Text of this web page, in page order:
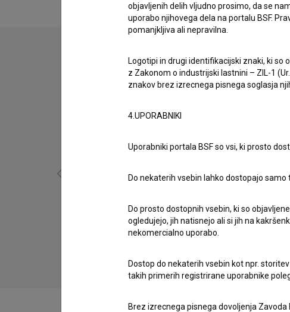
Prvi dan v službi (2010)
triler
objavljenih delih vljudno prosimo, da se
uporabo njihovega dela na portalu BSF.
pomanjkljiva ali nepravilna.
Logotipi in drugi identifikacijski znaki, ki so
z Zakonom o industrijski lastnini – ZIL-1
znakov brez izrecnega pisnega soglasja
4.UPORABNIKI
Uporabniki portala BSF so vsi, ki prosto
Do nekaterih vsebin lahko dostopajo
Do prosto dostopnih vsebin, ki so
ogledujejo, jih natisnejo ali si jih na
nekomercialno uporabo.
Dostop do nekaterih vsebin kot npr.
takih primerih registrirane uporabnike
Brez izrecnega pisnega dovoljenja